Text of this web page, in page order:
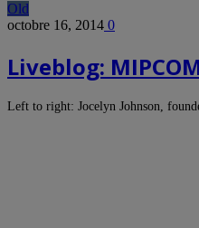
Old
octobre 16, 2014 0
Liveblog:
Left to right: Jocelyn Johnson,